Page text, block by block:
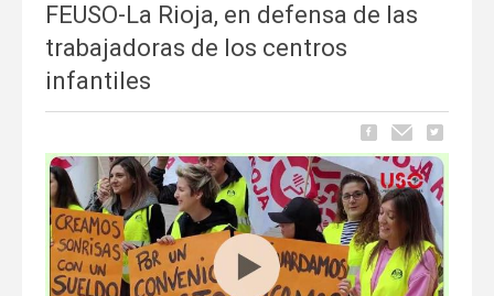
FEUSO-La Rioja, en defensa de las
trabajadoras de los centros
infantiles